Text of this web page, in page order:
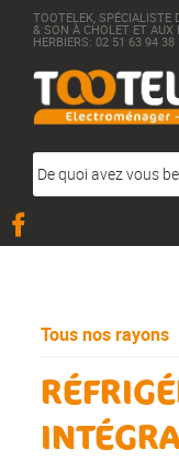
TOOTELEK, SPÉCIALISTE
& SON À CHOLET ET
HERBIERS: 02 51 63 94 38
Tous nos rayons